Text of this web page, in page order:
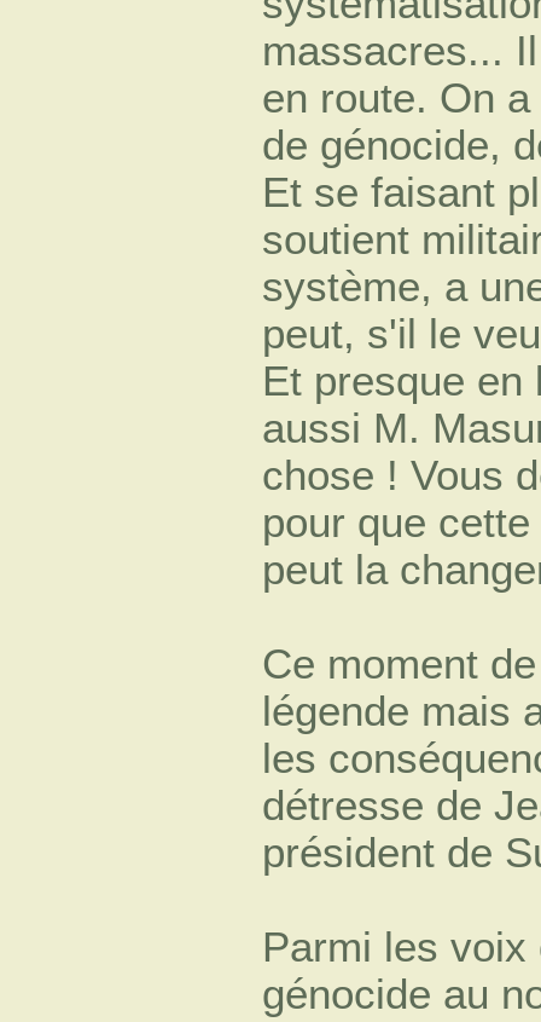
massacres...
en route. On
de génocide,
Et se faisant
soutient
système, a
peut, s'il le
Et presque
aussi M.
chose ! Vous
pour que
peut la
Ce moment
légende mais
les
détresse de
président de
Parmi les
génocide au